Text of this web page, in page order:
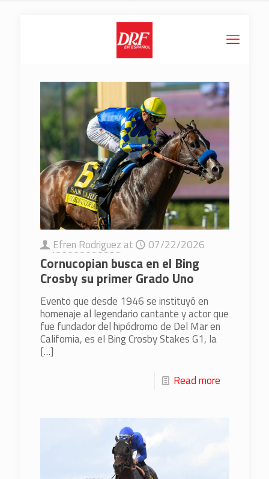
Efren Rodriguez at 07/22/2026
Cornucopian busca en el Bing
Crosby su primer Grado Uno
Evento que desde 1946 se instituyó en
homenaje al legendario cantante y actor que
fue fundador del hipódromo de Del Mar en
California, es el Bing Crosby Stakes G1, la
[…]
Read more